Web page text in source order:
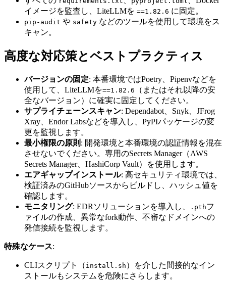
イメージを監査し、LiteLLMを ==1.82.6 に固定。
pip-audit や safety などのツールを使用して環境をス
キャン。
高度な対応策とベストプラクティス
バージョンの固定: 本番環境ではPoetry、Pipenvなどを
使用して、LiteLLMを==1.82.6
（またはそれ以降の安
全なバージョン）に確実に固定してください。
サプライチェーンスキャン: Dependabot、Snyk、JFrog
Xray、Endor Labsなどを導入し、PyPIパッケージの変
更を監視します。
最小権限の原則 : 開発環境と本番環境の認証情報を混在
させないでください。専用のSecrets Manager（AWS
Secrets Manager、HashiCorp Vault）を使用します。
エアギャップインストール: 高セキュリティ環境では、
検証済みのGitHubソースからビルドし、ハッシュ値を
確認します。
モニタリング: EDRソリューションを導入し、 .pthフ
ァイルの作成、異常なfork動作、不審なドメインへの
発信接続を監視します。
特殊なケース:
CLIスクリプト（ install.sh ）を介した間接的なイン
ストールもシステムを危険にさらします。